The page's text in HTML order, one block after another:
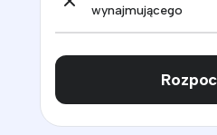
wynajmującego